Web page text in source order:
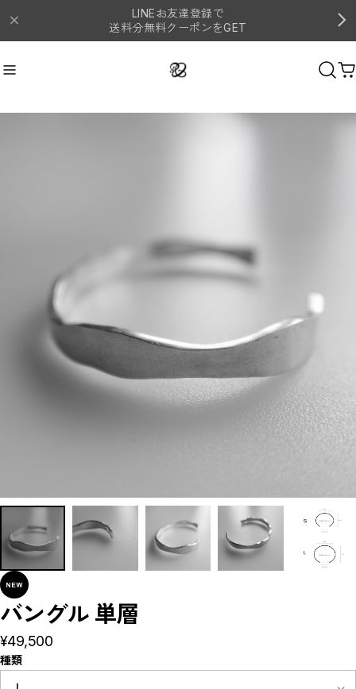
LINEお友達登録で
送料分無料クーポンをGET
ックレス
イヤーカフ
ネックレス
Concordiana Collection
地層Collection
バングル 単層
¥49,500
種類